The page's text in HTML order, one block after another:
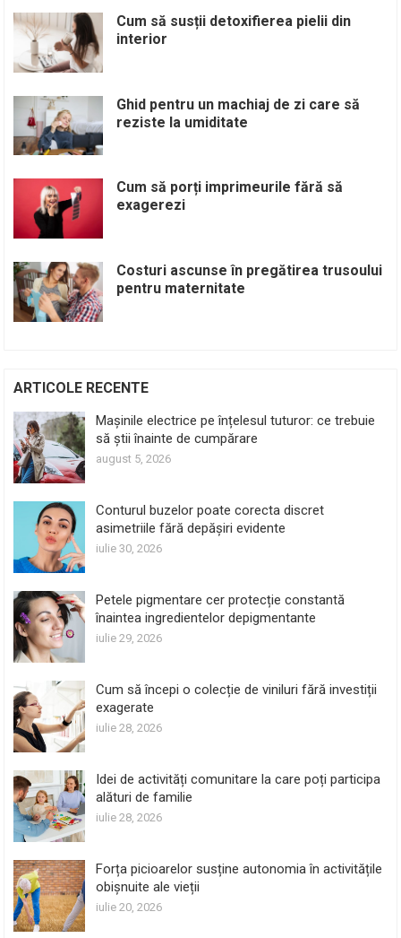
Cum să susții detoxifierea pielii din
interior
Ghid pentru un machiaj de zi care să
reziste la umiditate
Cum să porți imprimeurile fără să
exagerezi
Costuri ascunse în pregătirea trusoului
pentru maternitate
ARTICOLE RECENTE
Mașinile electrice pe înțelesul tuturor: ce trebuie
să știi înainte de cumpărare
august 5, 2026
Conturul buzelor poate corecta discret
asimetriile fără depășiri evidente
iulie 30, 2026
Petele pigmentare cer protecție constantă
înaintea ingredientelor depigmentante
iulie 29, 2026
Cum să începi o colecție de viniluri fără investiții
exagerate
iulie 28, 2026
Idei de activități comunitare la care poți participa
alături de familie
iulie 28, 2026
Forța picioarelor susține autonomia în activitățile
obișnuite ale vieții
iulie 20, 2026